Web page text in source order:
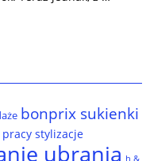
bonprix sukienki
stylizacje
ubrania h &